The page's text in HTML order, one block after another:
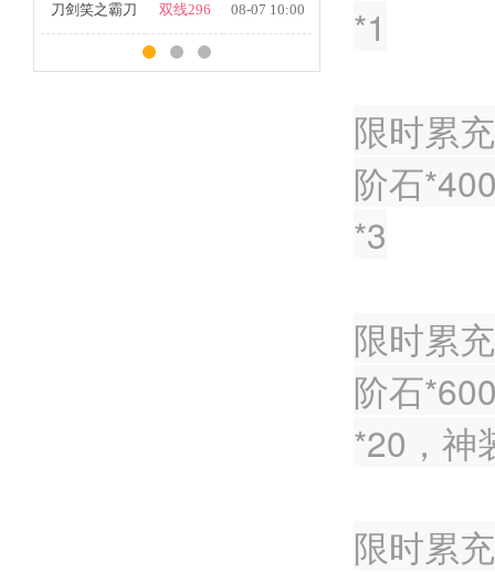
刀剑笑之霸刀 双线296 08-07 10:00
*1
限时累
阶石
*3
限时累
阶石
*20，神
限时累